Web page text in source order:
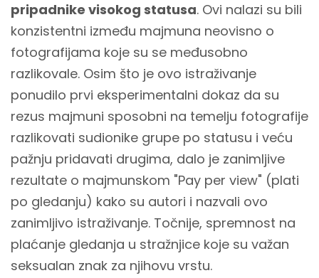
pripadnike visokog statusa. Ovi nalazi su bili
konzistentni između majmuna neovisno o
fotografijama koje su se međusobno
razlikovale. Osim što je ovo istraživanje
ponudilo prvi eksperimentalni dokaz da su
rezus majmuni sposobni na temelju fotografije
razlikovati sudionike grupe po statusu i veću
pažnju pridavati drugima, dalo je zanimljive
rezultate o majmunskom "Pay per view" (plati
po gledanju) kako su autori i nazvali ovo
zanimljivo istraživanje. Točnije, spremnost na
plaćanje gledanja u stražnjice koje su važan
seksualan znak za njihovu vrstu.